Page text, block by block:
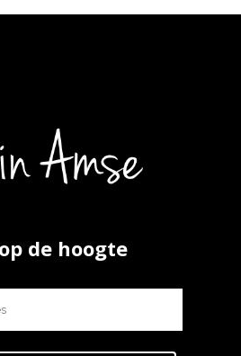
de hoogte